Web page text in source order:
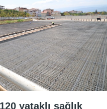
yataklı sağlık